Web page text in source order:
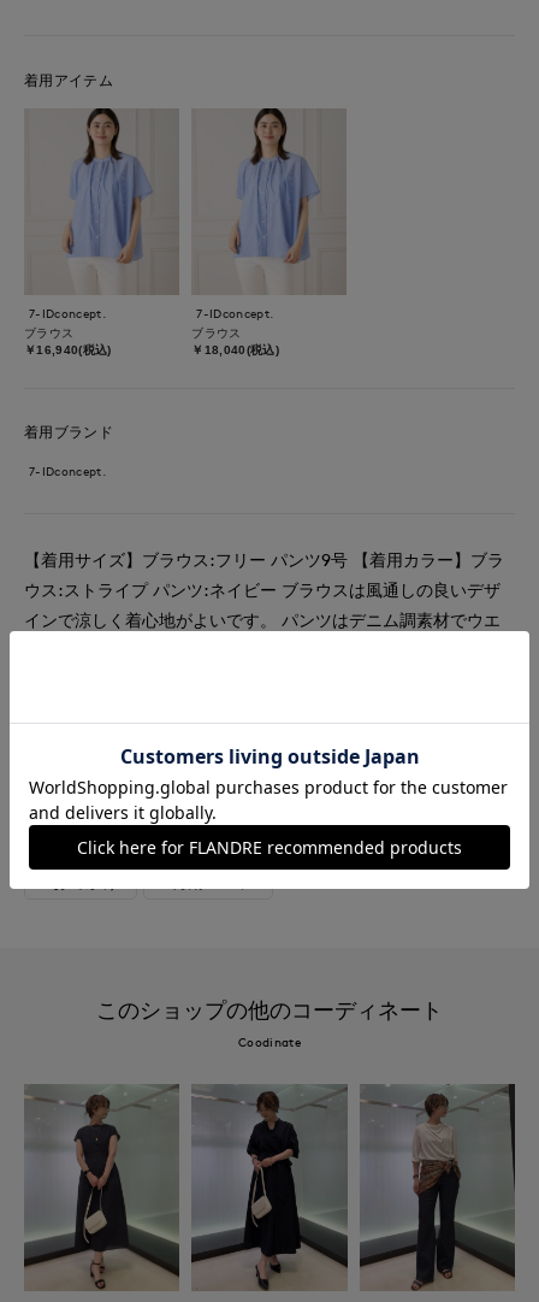
着用アイテム
7-IDconcept.
ブラウス
￥16,940(税込)
7-IDconcept.
ブラウス
￥18,040(税込)
着用ブランド
7-IDconcept.
【着用サイズ】ブラウス:フリー パンツ9号 【着用カラー】ブラ
ウス:ストライプ パンツ:ネイビー ブラウスは風通しの良いデザ
インで涼しく着心地がよいです。 パンツはデニム調素材でウエ
#オフィスカジュアル #テレワーク #リラックス
#休日 #ウォッシャブル #イージーケア
#大きいサイズ #デニム #カジュアル #旅行
このショップの他のコーディネート
Coodinate